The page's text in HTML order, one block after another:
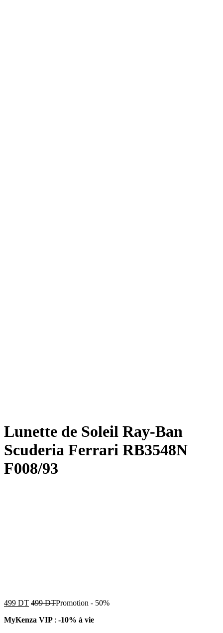
Lunette de Soleil Ray-Ban
Scuderia Ferrari RB3548N
F008/93
499 DT 499DTPromotion - 50%
MyKenza VIP : -10% à vie